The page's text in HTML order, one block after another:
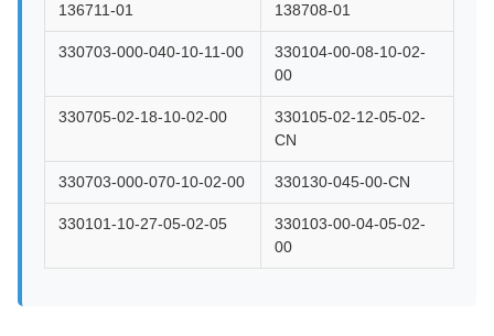
136711-01 138708-01
330703-000-040-10-11-00
330104-00-08-10-02-
00
330705-02-18-10-02-00
330105-02-12-05-02-
CN
330703-000-070-10-02-00 330130-045-00-CN
330101-10-27-05-02-05
330103-00-04-05-02-
00